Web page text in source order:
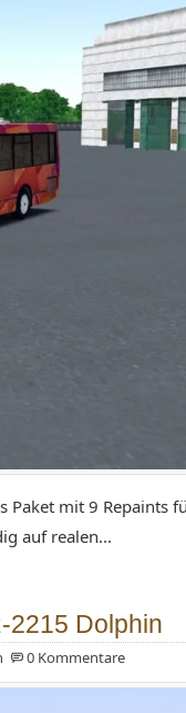
Paket mit 9 Repaints
auf realen...
2215 Dolphin
0 Kommentare